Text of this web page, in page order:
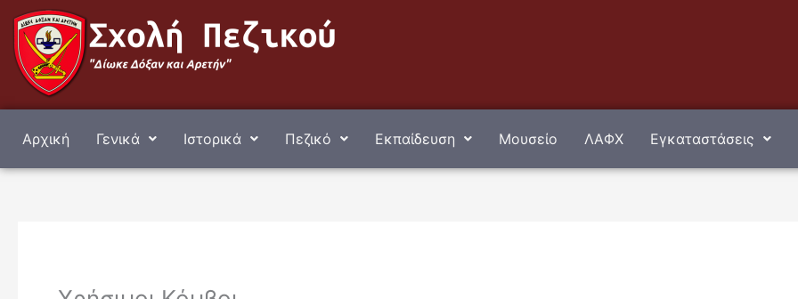
Μετάβαση
στο
περιεχόμενο
Αρχική Γενικά Ιστορικά Πεζικό Εκπαίδευση Μουσείο ΛΑΦΧ Εγκαταστάσεις